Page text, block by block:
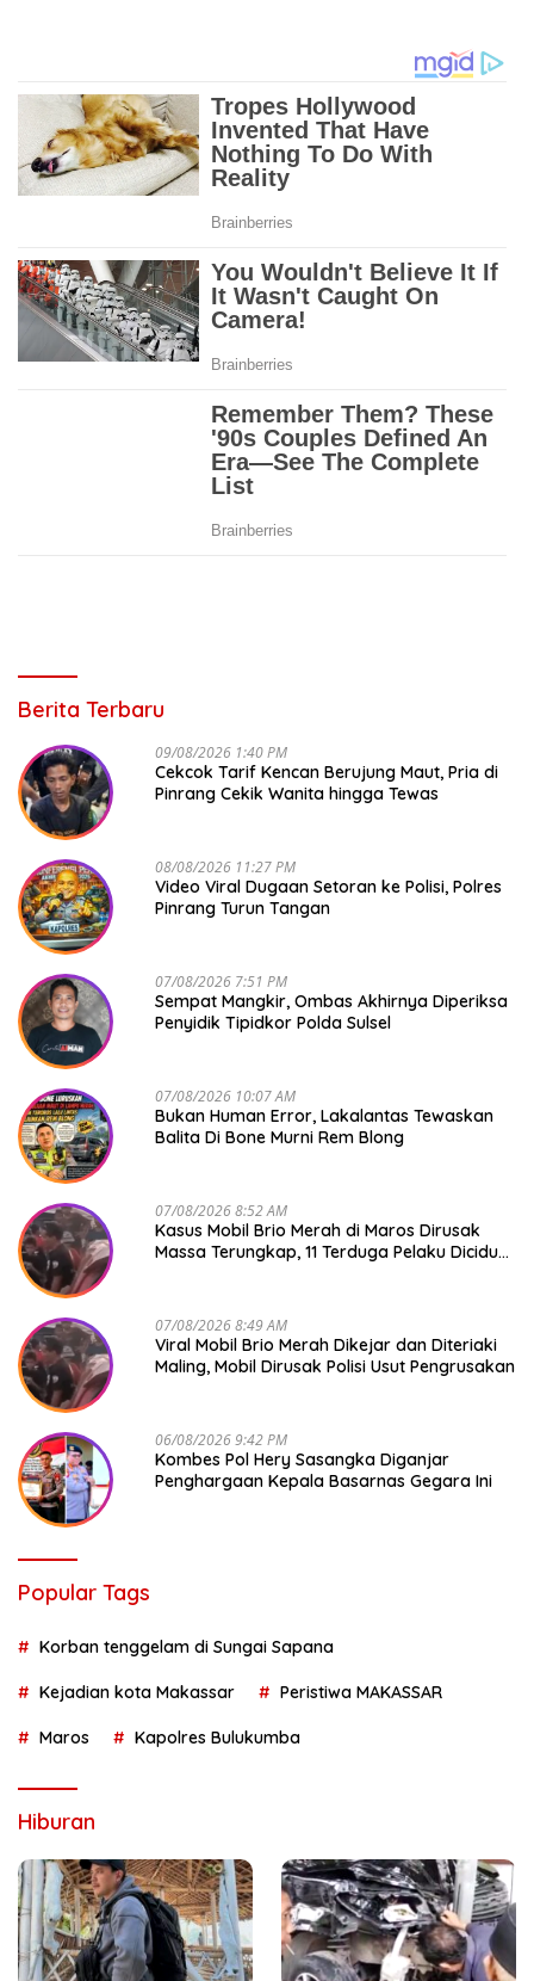
Berita Terbaru
09/08/2026 1:40 PM
Cekcok Tarif Kencan Berujung Maut, Pria di
Pinrang Cekik Wanita hingga Tewas
08/08/2026 11:27 PM
Video Viral Dugaan Setoran ke Polisi, Polres
Pinrang Turun Tangan
07/08/2026 7:51 PM
Sempat Mangkir, Ombas Akhirnya Diperiksa
Penyidik Tipidkor Polda Sulsel
07/08/2026 10:07 AM
Bukan Human Error, Lakalantas Tewaskan
Balita Di Bone Murni Rem Blong
07/08/2026 8:52 AM
Kasus Mobil Brio Merah di Maros Dirusak
Massa Terungkap, 11 Terduga Pelaku Diciduk
07/08/2026 8:49 AM
Viral Mobil Brio Merah Dikejar dan Diteriaki
Maling, Mobil Dirusak Polisi Usut Pengrusakan
06/08/2026 9:42 PM
Kombes Pol Hery Sasangka Diganjar
Penghargaan Kepala Basarnas Gegara Ini
Popular Tags
Korban tenggelam di Sungai Sapana
Kejadian kota Makassar Peristiwa MAKASSAR
Maros Kapolres Bulukumba
Hiburan